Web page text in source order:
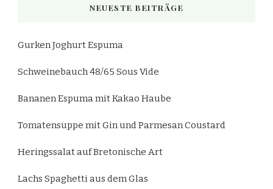
NEUESTE BEITRÄGE
Gurken Joghurt Espuma
Schweinebauch 48/65 Sous Vide
Bananen Espuma mit Kakao Haube
Tomatensuppe mit Gin und Parmesan Coustard
Heringssalat auf Bretonische Art
Lachs Spaghetti aus dem Glas